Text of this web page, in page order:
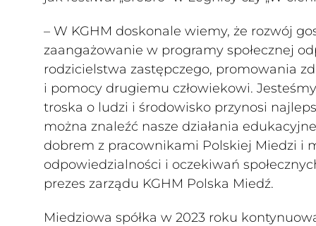
– W KGHM doskonale wiemy, że rozwój
zaangażowanie w programy społecznej
rodzicielstwa zastępczego, promowania
i pomocy drugiemu człowiekowi.
troska o ludzi i środowisko przynosi
można znaleźć nasze działania
dobrem z pracownikami Polskiej Miedzi i
odpowiedzialności i oczekiwań
prezes zarządu KGHM Polska Miedź.
Miedziowa spółka w 2023 roku